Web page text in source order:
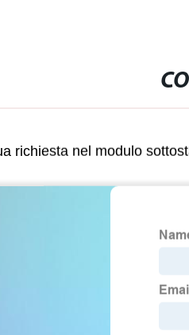
richiesta nel modulo